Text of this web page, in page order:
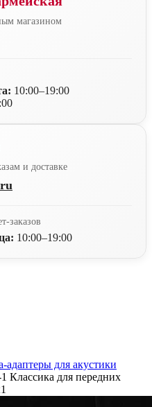
магазином
10:00–19:00
и доставке
заказов
10:00–19:00
для акустики
Классика для передних